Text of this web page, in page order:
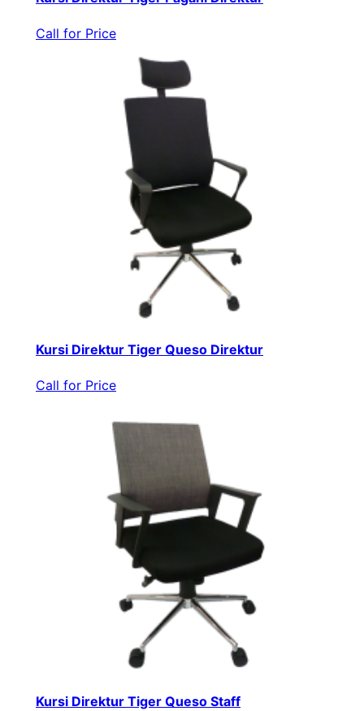
Call for Price
Kursi Direktur Tiger Queso Direktur
Call for Price
Kursi Direktur Tiger Queso Staff